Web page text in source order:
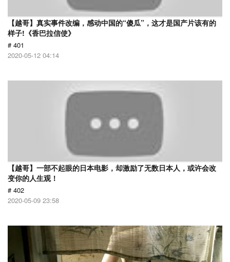
【越哥】真实事件改编，感动中国的“傻瓜”，这才是国产片该有的
样子!《香巴拉信使》
# 401
2020-05-12 04:14
【越哥】一部不起眼的日本电影，却激励了无数日本人，或许会改
变你的人生观！
# 402
2020-05-09 23:58